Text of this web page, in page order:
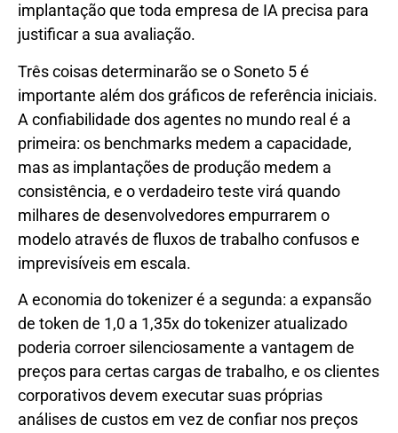
implantação que toda empresa de IA precisa para
justificar a sua avaliação.
Três coisas determinarão se o Soneto 5 é
importante além dos gráficos de referência iniciais.
A confiabilidade dos agentes no mundo real é a
primeira: os benchmarks medem a capacidade,
mas as implantações de produção medem a
consistência, e o verdadeiro teste virá quando
milhares de desenvolvedores empurrarem o
modelo através de fluxos de trabalho confusos e
imprevisíveis em escala.
A economia do tokenizer é a segunda: a expansão
de token de 1,0 a 1,35x do tokenizer atualizado
poderia corroer silenciosamente a vantagem de
preços para certas cargas de trabalho, e os clientes
corporativos devem executar suas próprias
análises de custos em vez de confiar nos preços